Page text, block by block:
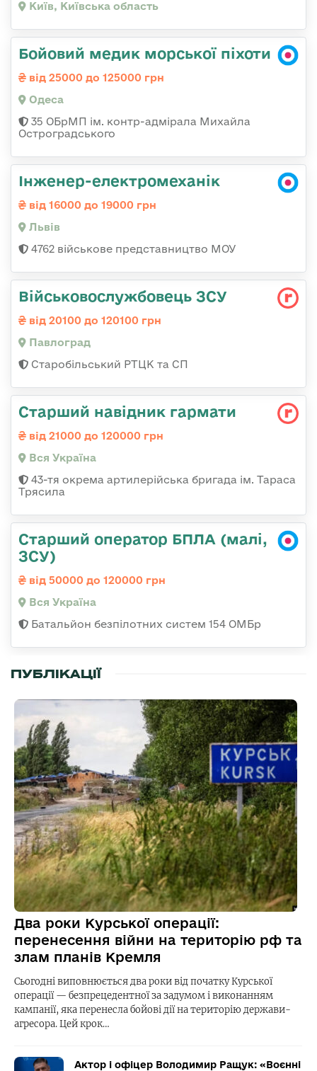
Київ, Київська область
Бойовий медик морської піхоти
від 25000 до 125000 грн
Одеса
35 ОБрМП ім. контр-адмірала Михайла
Остроградського
Інженер-електромеханік
від 16000 до 19000 грн
Львів
4762 військове представництво МОУ
Військовослужбовець ЗСУ
від 20100 до 120100 грн
Павлоград
Старобільський РТЦК та СП
Старший навідник гармати
від 21000 до 120000 грн
Вся Україна
43-тя окрема артилерійська бригада ім. Тараса
Трясила
Старший оператор БПЛА (малі,
ЗСУ)
від 50000 до 120000 грн
Вся Україна
Батальйон безпілотних систем 154 ОМБр
ПУБЛІКАЦІЇ
Два роки Курської операції:
перенесення війни на територію рф та
злам планів Кремля
Сьогодні виповнюється два роки від початку Курської
операції — безпрецедентної за задумом і виконанням
кампанії, яка перенесла бойові дії на територію держави-
агресора. Цей крок…
Актор і офіцер Володимир Ращук: «Воєнні